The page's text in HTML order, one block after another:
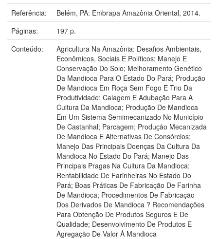
Referência:
Belém, PA: Embrapa Amazônia Oriental, 2014.
Páginas:
197 p.
Conteúdo:
Agricultura Na Amazônia: Desafios Ambientais,
Econômicos, Sociais E Políticos; Manejo E
Conservação Do Solo; Melhoramento Genético
Da Mandioca Para O Estado Do Pará; Produção
De Mandioca Em Roça Sem Fogo E Trio Da
Produtividade; Calagem E Adubação Para A
Cultura Da Mandioca; Produção De Mandioca
Em Um Sistema Semimecanizado No Município
De Castanhal; Parcagem; Produção Mecanizada
De Mandioca E Alternativas De Consórcios;
Manejo Das Principais Doenças Da Cultura Da
Mandioca No Estado Do Pará; Manejo Das
Principais Pragas Na Cultura Da Mandioca;
Rentabilidade De Farinheiras No Estado Do
Pará; Boas Práticas De Fabricação De Farinha
De Mandioca; Procedimentos De Fabricação
Dos Derivados De Mandioca ? Recomendações
Para Obtenção De Produtos Seguros E De
Qualidade; Desenvolvimento De Produtos E
Agregação De Valor À Mandioca